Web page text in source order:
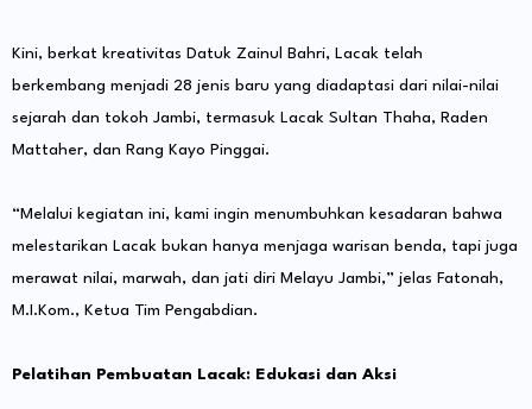
Kini, berkat kreativitas Datuk Zainul Bahri, Lacak telah
berkembang menjadi 28 jenis baru yang diadaptasi dari nilai-nilai
sejarah dan tokoh Jambi, termasuk Lacak Sultan Thaha, Raden
Mattaher, dan Rang Kayo Pinggai.
“Melalui kegiatan ini, kami ingin menumbuhkan kesadaran bahwa
melestarikan Lacak bukan hanya menjaga warisan benda, tapi juga
merawat nilai, marwah, dan jati diri Melayu Jambi,” jelas Fatonah,
M.I.Kom., Ketua Tim Pengabdian.
Pelatihan Pembuatan Lacak: Edukasi dan Aksi